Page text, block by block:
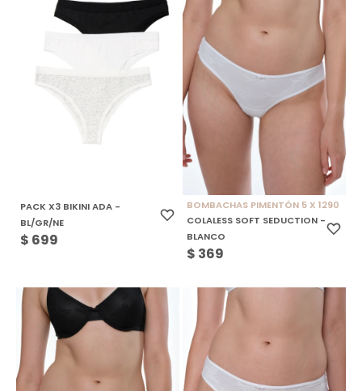
PACK X3 BIKINI ADA -
BL/GR/NE
$ 699
BOMBACHAS PIMENTÓN 5 X 1290
COLALESS SOFT SEDUCTION -
BLANCO
$ 369